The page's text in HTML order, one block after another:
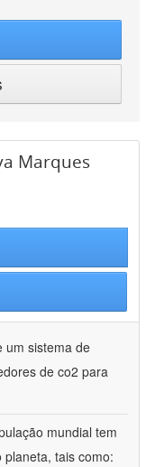
Marques
um sistema de
de co2 para
mundial tem
tais como: